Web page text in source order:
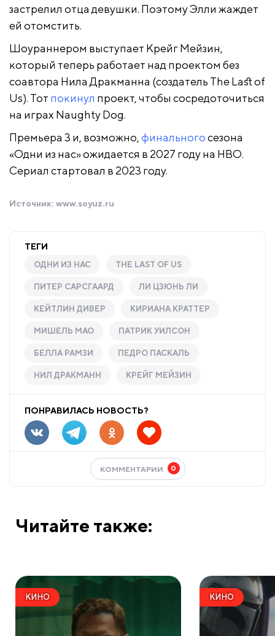
застрелил отца девушки. Поэтому Элли жаждет
ей отомстить.
Шоураннером выступает Крейг Мейзин,
который теперь работает над проектом без
соавтора Нила Дракманна (создатель The Last of
Us). Тот покинул проект, чтобы сосредоточиться
на играх Naughty Dog.
Премьера 3 и, возможно,финальногосезона
«Одни из нас» ожидается в 2027 году на HBO.
Сериал стартовал в 2023 году.
Источник: www.soyuz.ru
ТЕГИ
ОДНИ ИЗ НАС THE LAST OF US
ПИТЕР САРСГААРД ЛИ ЦЗЮНЬ ЛИ
КЕЙТЛИН ДИВЕР КИРИАНА КРАТТЕР
МИШЕЛЬ МАО ПАТРИК УИЛСОН
БЕЛЛА РАМЗИ ПЕДРО ПАСКАЛЬ
НИЛ ДРАКМАНН КРЕЙГ МЕЙЗИН
ПОНРАВИЛАСЬ НОВОСТЬ?
КОММЕНТАРИИ 0
Читайте также:
КИНО КИНО